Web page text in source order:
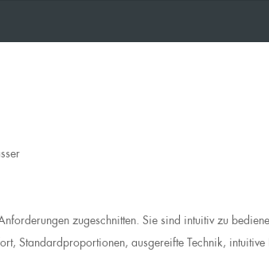
zugeschnitten. Sie sind intuitiv zu
Standardproportionen, ausgereifte Technik,